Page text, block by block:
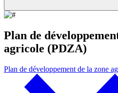
Plan de
agricole (PDZA)
Plan de développement de la zone